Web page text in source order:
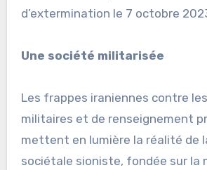
d’extermination le 7 octobre
Une société militarisée
Les frappes iraniennes contre
militaires et de renseignement
mettent en lumière la réalité de
sociétale sioniste, fondée sur la